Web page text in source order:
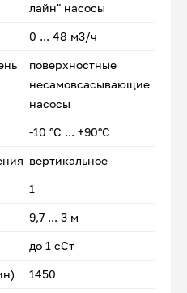
лайн" насосы
0 ... 48 м3/ч
поверхностные
несамовсасывающие
насосы
-10 °С ... +90°С
вертикальное
1
9,7 ... 3 м
до 1 сСт
1450